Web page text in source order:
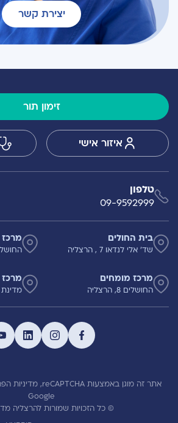
יצירת קשר
זימון תור
איזור אישי
טלפון
09-9592999
בית החולים
שד' אלי לנדאו 7 , הרצליה החושלים 6,
מרכז מומחים
החושלים 8, הרצליה מדינת
אתר זה מוגן באמצעות reCAPTCHA, מדיניות
Google
© כל הזכויות שמורות להרצליה